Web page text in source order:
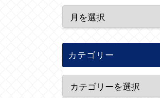
カテゴリー